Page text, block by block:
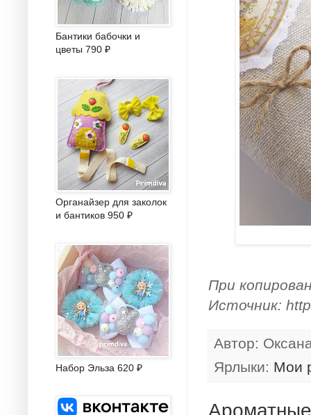
При
Источник:
Автор:
Ярлыки: Мои
Бантики бабочки и
цветы 790 ₽
Органайзер для заколок
и бантиков 950 ₽
Набор Эльза 620 ₽